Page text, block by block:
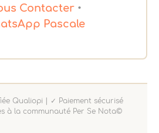
Contacter•
Pascale
Qualiopi | ✓ Paiement sécurisé
à la communauté Per Se Nota©